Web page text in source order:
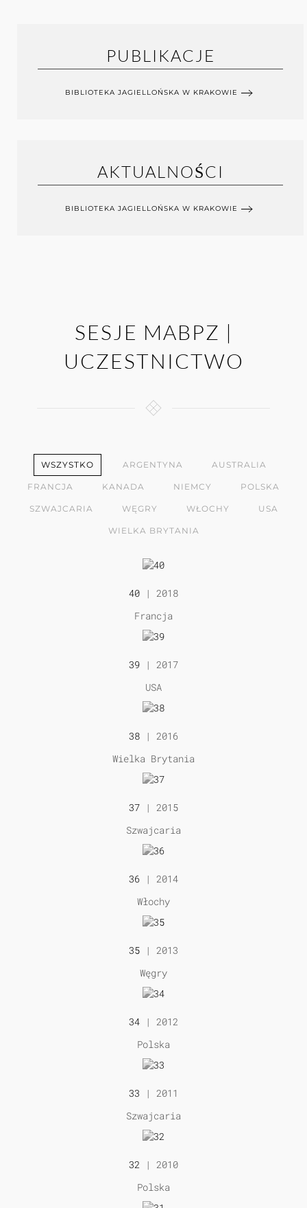
PUBLIKACJE
BIBLIOTEKA JAGIELLOŃSKA W KRAKOWIE
AKTUALNOŚCI
BIBLIOTEKA JAGIELLOŃSKA W KRAKOWIE
SESJE MABPZ |
UCZESTNICTWO
WSZYSTKO ARGENTYNA AUSTRALIA
FRANCJA KANADA NIEMCY POLSKA
SZWAJCARIA WĘGRY WŁOCHY USA
WIELKA BRYTANIA
40 | 2018
Francja
39 | 2017
USA
38 | 2016
Wielka Brytania
37 | 2015
Szwajcaria
36 | 2014
Włochy
35 | 2013
Węgry
34 | 2012
Polska
33 | 2011
Szwajcaria
32 | 2010
Polska